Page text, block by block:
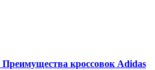
Преимущества кроссовок Adidas